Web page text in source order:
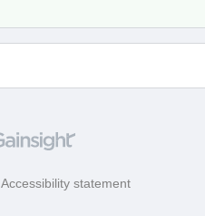
Accessibility statement